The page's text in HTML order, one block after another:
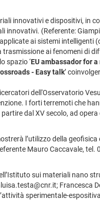
innovativi e dispositivi, in
innovativi. (Referente:
ai sistemi intelligenti
trasmissione ai fenomeni di
spazio‘EU ambassador for
- Easy talk’
dell'Osservatorio
I forti terremoti che
dal XV secolo, ad opera
l’utilizzo della
Mauro Caccavale, tel.
sui materiali nano
Francesca
sperimentale-